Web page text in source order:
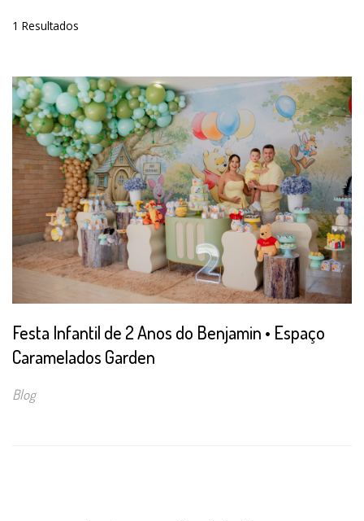
1 Resultados
Festa Infantil de 2 Anos do Benjamin • Espaço
Caramelados Garden
Blog